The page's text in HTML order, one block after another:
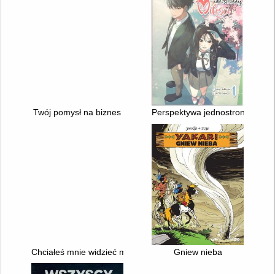
Twój pomysł na biznes Perspektywa jednostronnej
Chciałeś mnie widzieć martwym? Gniew nieba